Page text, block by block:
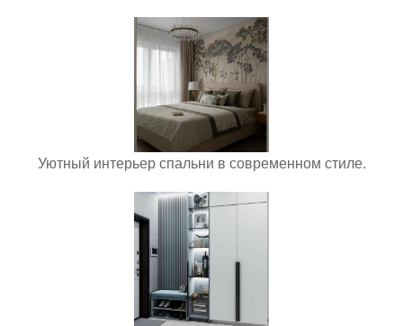
Уютный интерьер спальни в современном стиле.